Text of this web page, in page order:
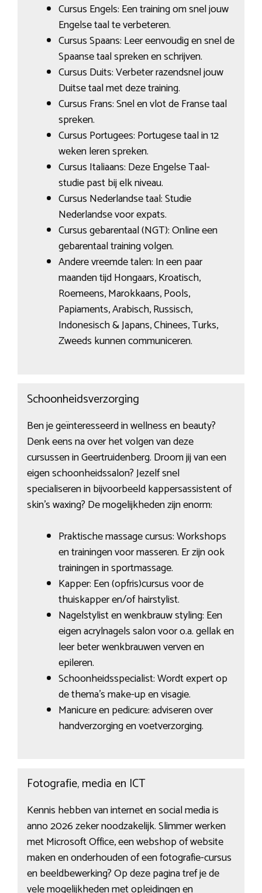
Cursus Engels: Een training om snel jouw
Engelse taal te verbeteren.
Cursus Spaans: Leer eenvoudig en snel de
Spaanse taal spreken en schrijven.
Cursus Duits: Verbeter razendsnel jouw
Duitse taal met deze training.
Cursus Frans: Snel en vlot de Franse taal
spreken.
Cursus Portugees: Portugese taal in 12
weken leren spreken.
Cursus Italiaans: Deze Engelse Taal-
studie past bij elk niveau.
Cursus Nederlandse taal: Studie
Nederlandse voor expats.
Cursus gebarentaal (NGT): Online een
gebarentaal training volgen.
Andere vreemde talen: In een paar
maanden tijd Hongaars, Kroatisch,
Roemeens, Marokkaans, Pools,
Papiaments, Arabisch, Russisch,
Indonesisch & Japans, Chinees, Turks,
Zweeds kunnen communiceren.
Schoonheidsverzorging
Ben je geïnteresseerd in wellness en beauty?
Denk eens na over het volgen van deze
cursussen in Geertruidenberg. Droom jij van een
eigen schoonheidssalon? Jezelf snel
specialiseren in bijvoorbeeld kappersassistent of
skin’s waxing? De mogelijkheden zijn enorm:
Praktische massage cursus: Workshops
en trainingen voor masseren. Er zijn ook
trainingen in sportmassage.
Kapper: Een (opfris)cursus voor de
thuiskapper en/of hairstylist.
Nagelstylist en wenkbrauw styling: Een
eigen acrylnagels salon voor o.a. gellak en
leer beter wenkbrauwen verven en
epileren.
Schoonheidsspecialist: Wordt expert op
de thema’s make-up en visagie.
Manicure en pedicure: adviseren over
handverzorging en voetverzorging.
Fotografie, media en ICT
Kennis hebben van internet en social media is
anno 2026 zeker noodzakelijk. Slimmer werken
met Microsoft Office, een webshop of website
maken en onderhouden of een fotografie-cursus
en beeldbewerking? Op deze pagina tref je de